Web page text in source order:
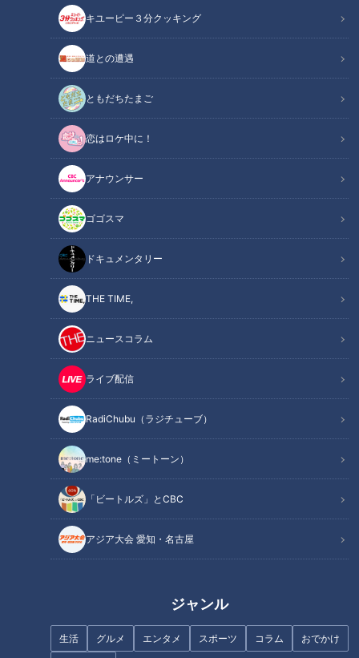
キユーピー３分クッキング
道との遭遇
ともだちたまご
恋はロケ中に！
アナウンサー
ゴゴスマ
ドキュメンタリー
THE TIME,
ニュースコラム
ライブ配信
RadiChubu（ラジチューブ）
me:tone（ミートーン）
「ビートルズ」とCBC
アジア大会 愛知・名古屋
ジャンル
生活 グルメ エンタメ スポーツ コラム おでかけ
CBCテレビ『道との遭遇』
この記事の画像（全10枚）
記事に戻る
この記事を見たあなたへのおすすめ
絶景ドライブ⑯
りたい」富山県にある車
幅“1.48m制限”の隧道に道マニ
アが挑戦！